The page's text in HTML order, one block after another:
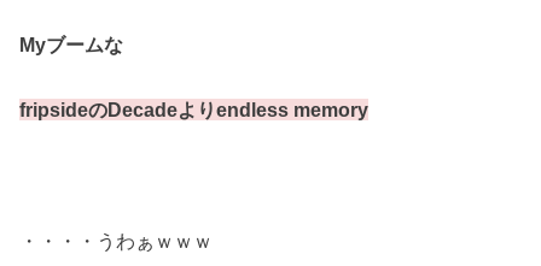
Myブームな
fripsideのDecadeよりendless memory
・・・・うわぁｗｗｗ